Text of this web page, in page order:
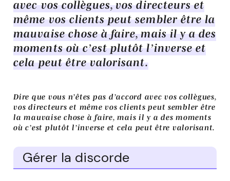
avec vos collègues, vos directeurs et
même vos clients peut sembler être la
mauvaise chose à faire, mais il y a des
moments où c’est plutôt l’inverse et
cela peut être valorisant.
Dire que vous n’êtes pas d’accord avec vos collègues,
vos directeurs et même vos clients peut sembler être
la mauvaise chose à faire, mais il y a des moments
où c’est plutôt l’inverse et cela peut être valorisant.
Gérer la discorde